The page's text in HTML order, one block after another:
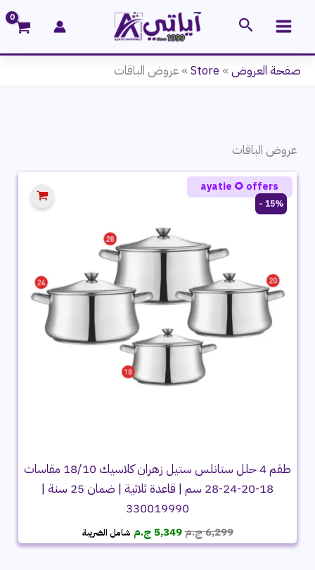
البحث
صفحة العروض »
Store
» عروض الباقات
عروض الباقات
15% -
طقم 4 حلل ستانلس ستيل زهران كلاسيك 18/10 مقاسات
18-20-24-28 سم | قاعدة ثلاثية | ضمان 25 سنة |
330019990
6,299ج.مالسعر
الأصلي
5,349 ج.م السعر
الحالي
شامل الضريبة
ayatie 🌻 offers